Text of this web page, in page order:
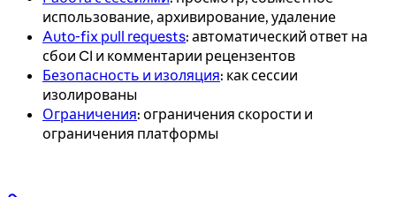
использование, архивирование, удаление
Auto-fix pull requests: автоматический ответ на
сбои CI и комментарии рецензентов
Безопасность и изоляция: как сессии
изолированы
Ограничения: ограничения скорости и
ограничения платформы